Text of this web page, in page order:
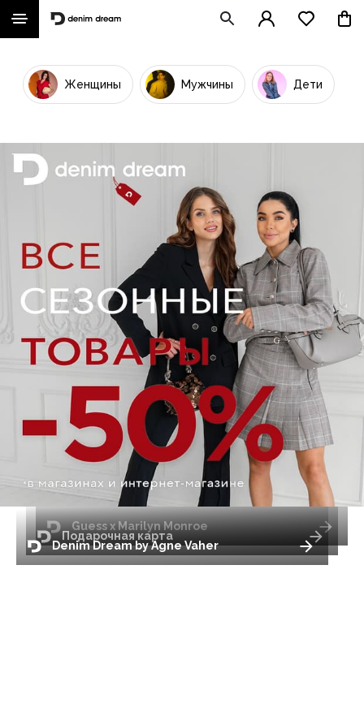
Женщины Мужчины Дети
Denim Dream by Agne Vaher
Подарочная карта
Guess x Marilyn Monroe